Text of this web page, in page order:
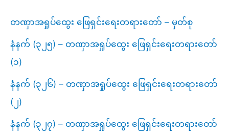
တဏှာအရှုပ်ထွေး ဖြေရှင်းရေးတရားတော် – မှတ်စု
နံနက် (၃၂၅) – တဏှာအရှုပ်ထွေး ဖြေရှင်းရေးတရားတော်
(၁)
နံနက် (၃၂၆) – တဏှာအရှုပ်ထွေး ဖြေရှင်းရေးတရားတော်
(၂)
နံနက် (၃၂၇) – တဏှာအရှုပ်ထွေး ဖြေရှင်းရေးတရားတော်